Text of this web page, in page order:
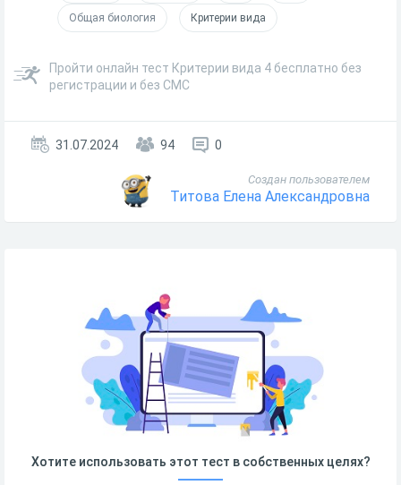
Общая биология Критерии вида
Пройти онлайн тест Критерии вида 4 бесплатно без
регистрации и без СМС
31.07.2024 94 0
Создан пользователем
Титова Елена Александровна
Хотите использовать этот тест в собственных целях?